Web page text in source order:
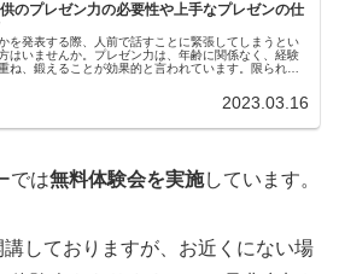
のプレゼン力の必要性や上手なプレゼンの仕
を発表する際、人前で話すことに緊張してしまうとい
はいませんか。プレゼン力は、年齢に関係なく、経験
ね、鍛えることが効果的と言われています。限られた
2023.03.16
では無料体験会を実施しています。
しておりますが、お近くにない場